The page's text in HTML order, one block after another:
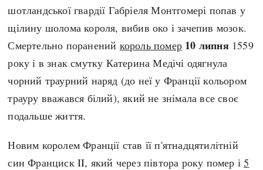
шотландської гвардії Габріеля Монтгомері попав у
щілину шолома короля, вибив око і зачепив мозок.
Смертельно поранений король помер 10 липня1559
року і в знак смутку Катерина Медічі одягнула
чорний траурний наряд (до неї у Франції кольором
трауру вважався білий), який не знімала все своє
подальше життя.
Новим королем Франції став її п'ятнадцятилітній
син Франциск II, який через півтора року помер і5